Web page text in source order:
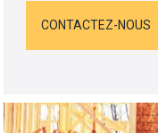
CONTACTEZ-NOUS